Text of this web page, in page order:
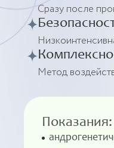
Сразу после
Метод
Показания: